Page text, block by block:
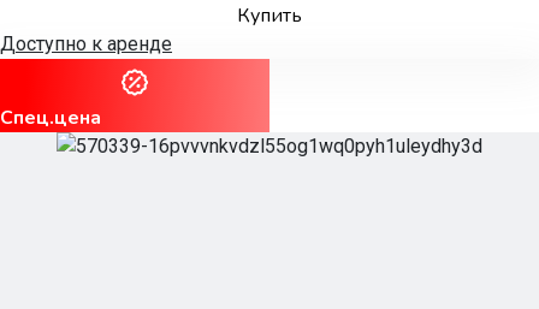
Купить
Доступно к аренде
Спец.цена